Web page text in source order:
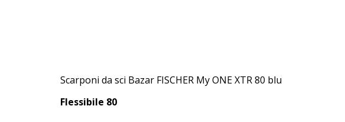
Scarponi da sci Bazar FISCHER My ONE XTR 80 blu
Flessibile 80